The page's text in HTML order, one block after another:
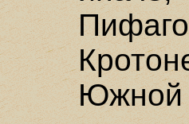
Южной